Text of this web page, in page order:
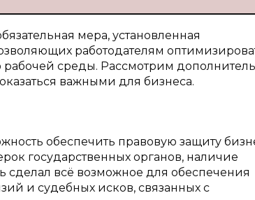
мера, установленная
работодателям
рабочей среды. Рассмотрим
важными для бизнеса.
обеспечить правовую защиту
государственных органов, наличие
сделал всё возможное для обеспечения
и судебных исков, связанных с